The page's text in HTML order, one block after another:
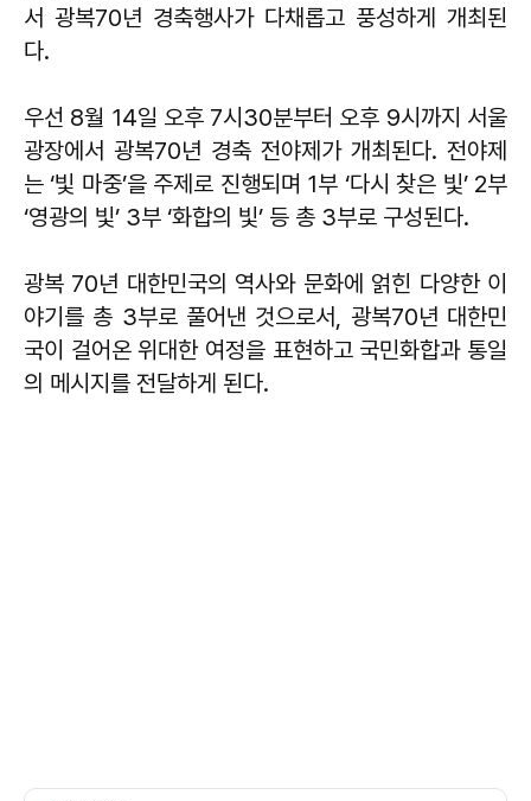
서 광복70년 경축행사가 다채롭고 풍성하게 개최된
다.
우선 8월 14일 오후 7시30분부터 오후 9시까지 서울
광장에서 광복70년 경축 전야제가 개최된다. 전야제
는 ‘빛 마중’을 주제로 진행되며 1부 ‘다시 찾은 빛’ 2부
‘영광의 빛’ 3부 ‘화합의 빛’ 등 총 3부로 구성된다.
광복 70년 대한민국의 역사와 문화에 얽힌 다양한 이
야기를 총 3부로 풀어낸 것으로서, 광복70년 대한민
국이 걸어온 위대한 여정을 표현하고 국민화합과 통일
의 메시지를 전달하게 된다.